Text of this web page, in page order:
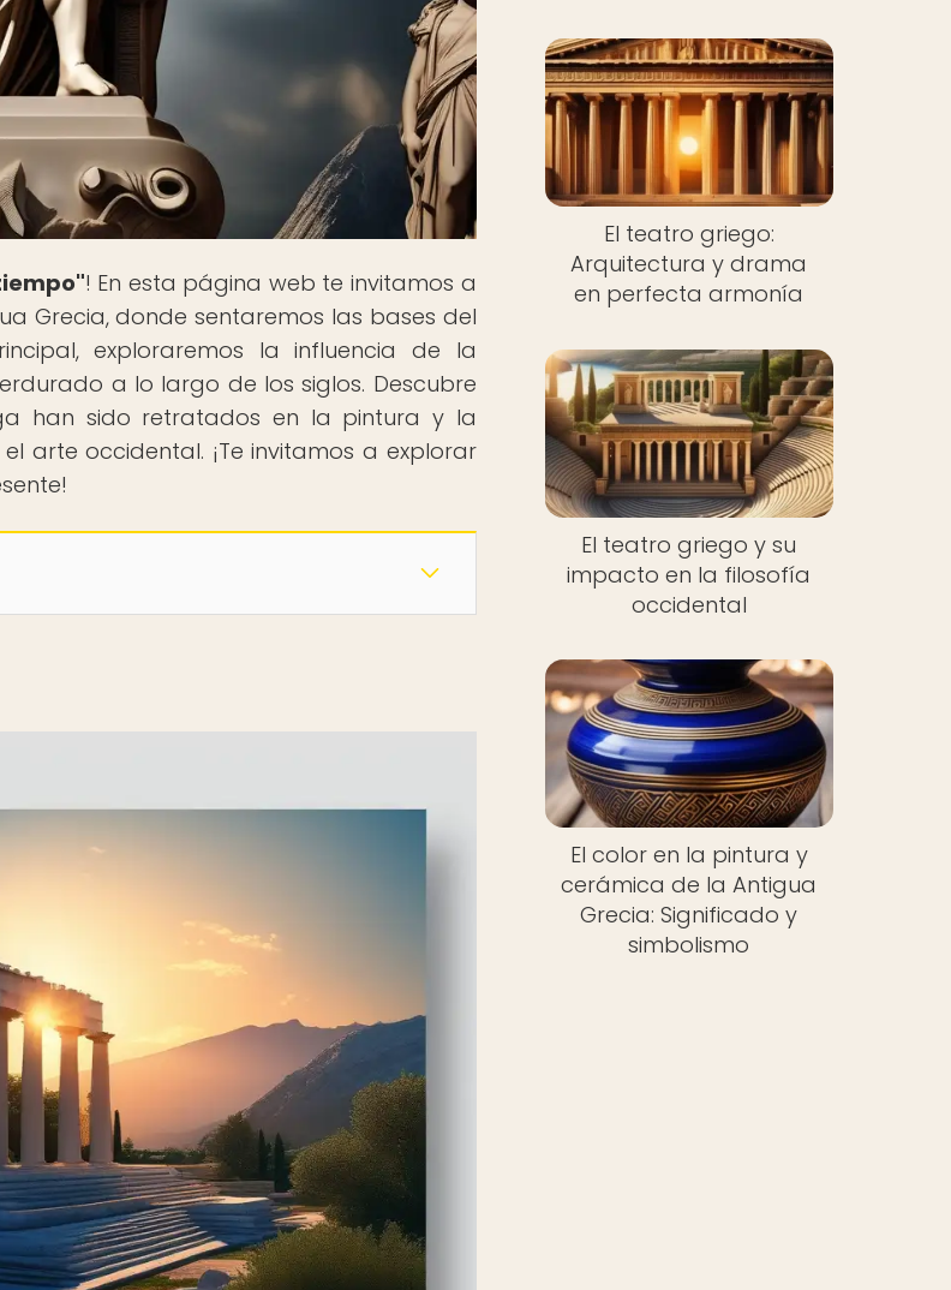
! En esta página web te invitamos a
Grecia, donde sentaremos las bases del
exploraremos la influencia de la
a lo largo de los siglos. Descubre
han sido retratados en la pintura y la
arte occidental. ¡Te invitamos a explorar
El teatro griego:
Arquitectura y drama
en perfecta armonía
El teatro griego y su
impacto en la filosofía
occidental
El color en la pintura y
cerámica de la Antigua
Grecia: Significado y
simbolismo